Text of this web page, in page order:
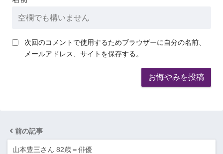
次回のコメントで使用するためブラウザーに自分の名前、
メールアドレス、サイトを保存する。
前の記事
山本豊三さん 82歳＝俳優